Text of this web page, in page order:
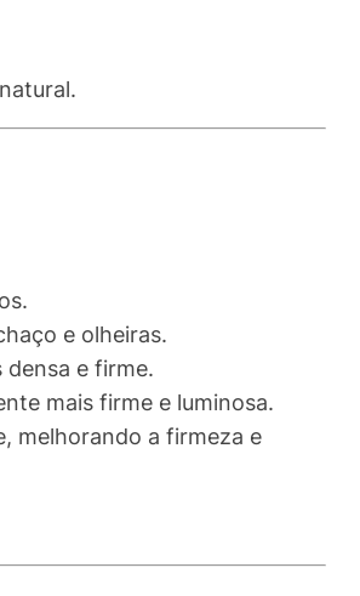
e olheiras.
e firme.
mais firme e luminosa.
melhorando a firmeza e